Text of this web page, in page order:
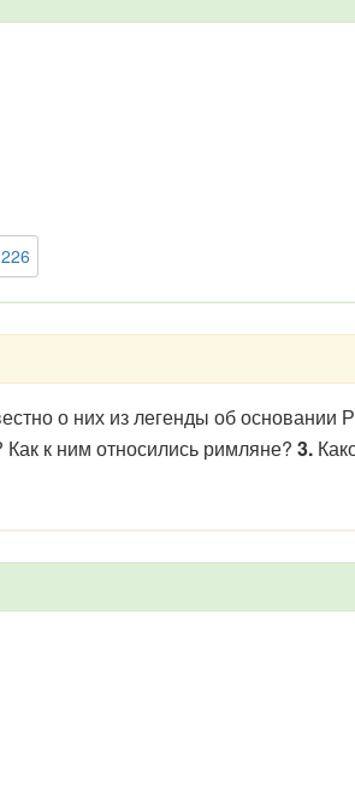
226
о них из легенды об основании
к ним относились римляне? 3.